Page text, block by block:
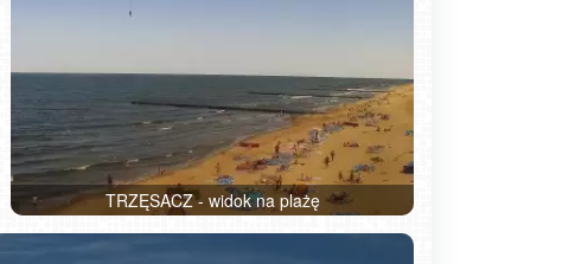
TRZĘSACZ - widok na plażę